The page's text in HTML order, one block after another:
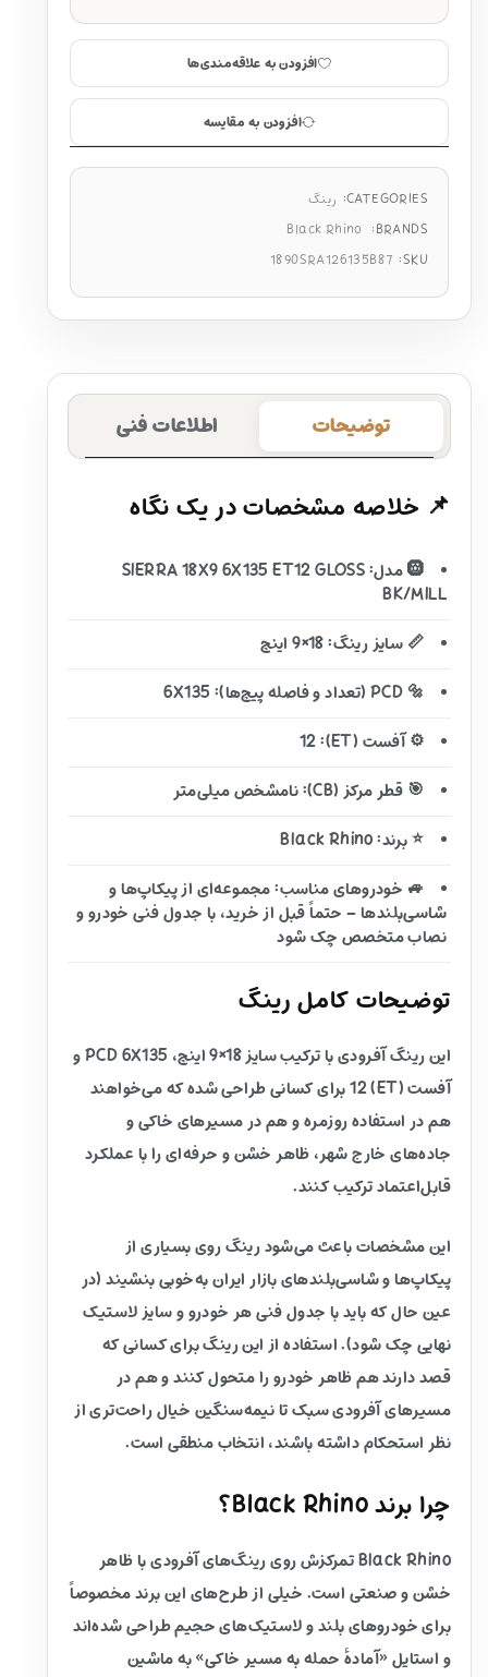
افزودن به علاقه‌مندی‌ها
افزودن به مقایسه
CATEGORIES: رینگ
BRANDS:
Black Rhino
SKU:
1890SRA126135B87
توضیحات اطلاعات فنی
📌 خلاصه مشخصات در یک نگاه
🛞 مدل: SIERRA 18X9 6X135 ET12 GLOSS
BK/MILL
📏 سایز رینگ: 18×9 اینچ
🔩 PCD (تعداد و فاصله پیچ‌ها): 6X135
⚙️ آفست (ET): 12
🎯 قطر مرکز (CB): نامشخص میلی‌متر
⭐ برند: Black Rhino
🚙 خودروهای مناسب: مجموعه‌ای از پیکاپ‌ها و
شاسی‌بلندها – حتماً قبل از خرید، با جدول فنی خودرو و
نصاب متخصص چک شود
توضیحات کامل رینگ
این رینگ آفرودی با ترکیب سایز 18×9 اینچ، PCD 6X135 و
آفست (ET) 12 برای کسانی طراحی شده که می‌خواهند
هم در استفاده روزمره و هم در مسیرهای خاکی و
جاده‌های خارج شهر، ظاهر خشن و حرفه‌ای را با عملکرد
قابل‌اعتماد ترکیب کنند.
این مشخصات باعث می‌شود رینگ روی بسیاری از
پیکاپ‌ها و شاسی‌بلندهای بازار ایران به‌خوبی بنشیند (در
عین حال که باید با جدول فنی هر خودرو و سایز لاستیک
نهایی چک شود). استفاده از این رینگ برای کسانی که
قصد دارند هم ظاهر خودرو را متحول کنند و هم در
مسیرهای آفرودی سبک تا نیمه‌سنگین خیال راحت‌تری از
نظر استحکام داشته باشند، انتخاب منطقی است.
چرا برند Black Rhino؟
Black Rhino تمرکزش روی رینگ‌های آفرودی با ظاهر
خشن و صنعتی است. خیلی از طرح‌های این برند مخصوصاً
برای خودروهای بلند و لاستیک‌های حجیم طراحی شده‌اند
و استایل «آمادهٔ حمله به مسیر خاکی» به ماشین